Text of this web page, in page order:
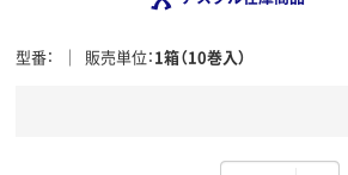
型番 販売単位 1箱（10巻入）